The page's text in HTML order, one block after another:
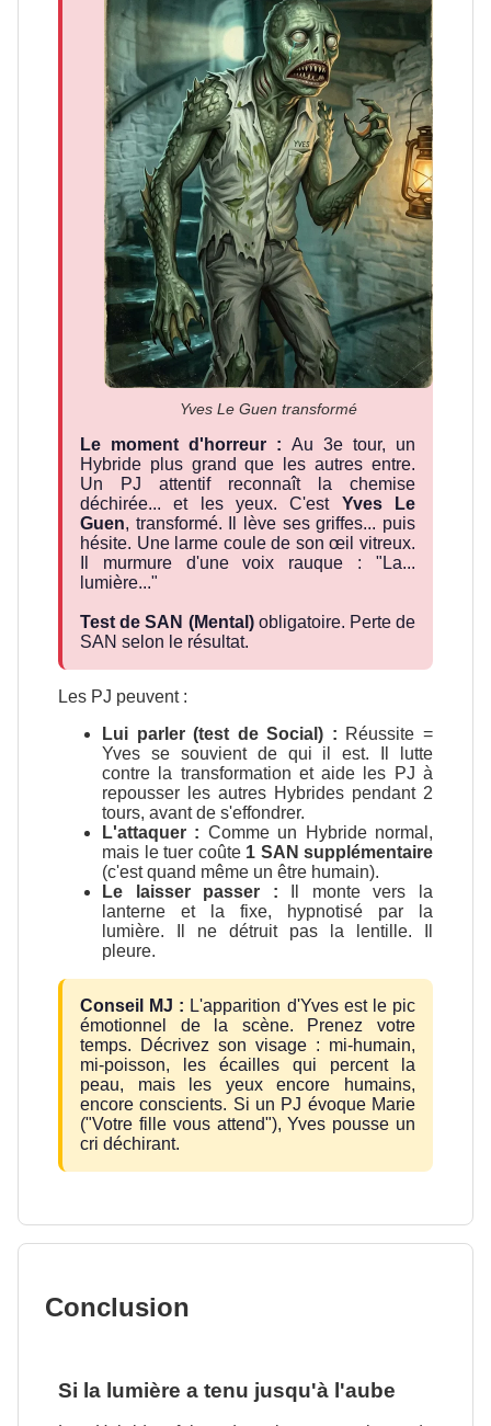
Yves Le Guen transformé
Le moment d'horreur : Au 3e tour, un
Hybride plus grand que les autres entre.
Un PJ attentif reconnaît la chemise
déchirée... et les yeux. C'est Yves Le
Guen, transformé. Il lève ses griffes... puis
hésite. Une larme coule de son œil vitreux.
Il murmure d'une voix rauque : "La...
lumière..."
Test de SAN (Mental)obligatoire. Perte de
SAN selon le résultat.
Les PJ peuvent :
Lui parler (test de Social) : Réussite =
Yves se souvient de qui il est. Il lutte
contre la transformation et aide les PJ à
repousser les autres Hybrides pendant 2
tours, avant de s'effondrer.
L'attaquer : Comme un Hybride normal,
mais le tuer coûte 1 SAN supplémentaire
(c'est quand même un être humain).
Le laisser passer : Il monte vers la
lanterne et la fixe, hypnotisé par la
lumière. Il ne détruit pas la lentille. Il
pleure.
Conseil MJ : L'apparition d'Yves est le pic
émotionnel de la scène. Prenez votre
temps. Décrivez son visage : mi-humain,
mi-poisson, les écailles qui percent la
peau, mais les yeux encore humains,
encore conscients. Si un PJ évoque Marie
("Votre fille vous attend"), Yves pousse un
cri déchirant.
Conclusion
Si la lumière a tenu jusqu'à l'aube